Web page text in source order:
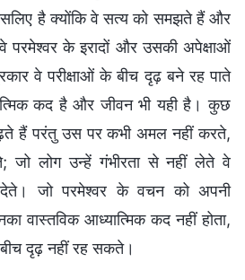
है क्योंकि वे सत्य को समझते हैं और
के इरादों और उसकी अपेक्षाओं
वे परीक्षाओं के बीच दृढ़ बने रह पाते
कद है और जीवन भी यही है। कुछ
हैं परंतु उस पर कभी अमल नहीं करते,
जो लोग उन्हें गंभीरता से नहीं लेते वे
देते। जो परमेश्वर के वचन को अपनी
वास्तविक आध्यात्मिक कद नहीं होता,
दृढ़ नहीं रह सकते।